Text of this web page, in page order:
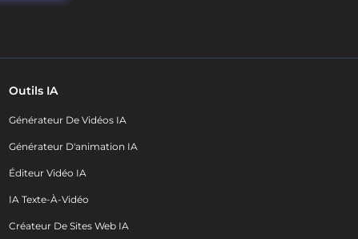
Outils IA
Générateur De Vidéos IA
Générateur D'animation IA
Éditeur Vidéo IA
IA Texte-À-Vidéo
Créateur De Sites Web IA